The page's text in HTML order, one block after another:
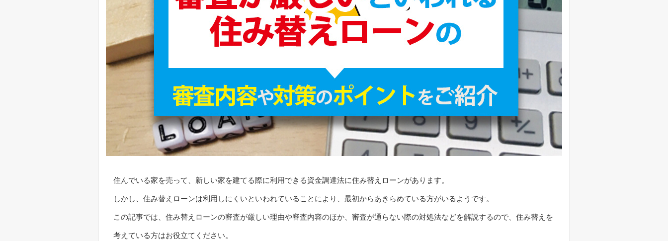
住んでいる家を売って、新しい家を建てる際に利用できる資金調達法に住み替えローンがあります。
しかし、住み替えローンは利用しにくいといわれていることにより、最初からあきらめている方がいるようです。
この記事では、住み替えローンの審査が厳しい理由や審査内容のほか、審査が通らない際の対処法などを解説するので、住み替えを
考えている方はお役立てください。